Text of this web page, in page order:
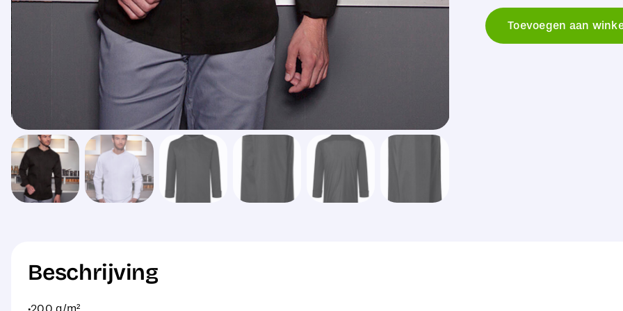
Toevoegen aan
Beschrijving